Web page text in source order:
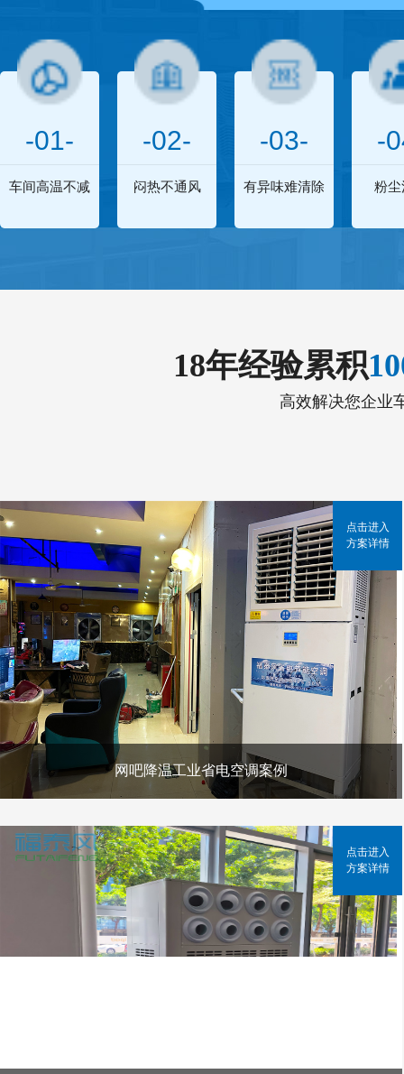
-01-
车间高温不减
-02-
闷热不通风
-03-
有异味难清除
-
粉尘
18年经验累积
高效解决您企业
网吧降温工业省电空调案例
点击进入
方案详情
点击进入
方案详情